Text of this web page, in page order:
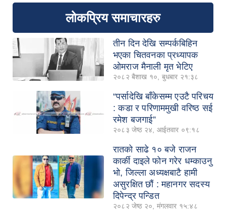
लोकप्रिय समाचारहरु
तीन दिन देखि सम्पर्कबिहिन
भएका चितवनका प्रध्यापक
ओमराज मैनाली मृत भेटिए
२०८२ बैशाख १०, बुधबार २१:३८
“पर्सादेखि बाँकेसम्म एउटै परिचय
: कडा र परिणाममुखी वरिष्ठ सई
रमेश बजगाई”
२०८३ जेष्ठ २४, आईतवार ०९:१८
रातको साढे १० बजे राजन
कार्की दाइले फोन गरेर धम्काउनु
भो, जिल्ला अध्यक्षबाटै हामी
असुरक्षित छौं : महानगर सदस्य
दिपेन्द्र पन्डित
२०८२ जेष्ठ २०, मंगलवार १५:४८